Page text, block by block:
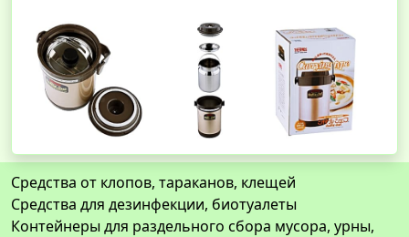
Средства от клопов, тараканов, клещей
Средства для дезинфекции, биотуалеты
Контейнеры для раздельного сбора мусора, урны,